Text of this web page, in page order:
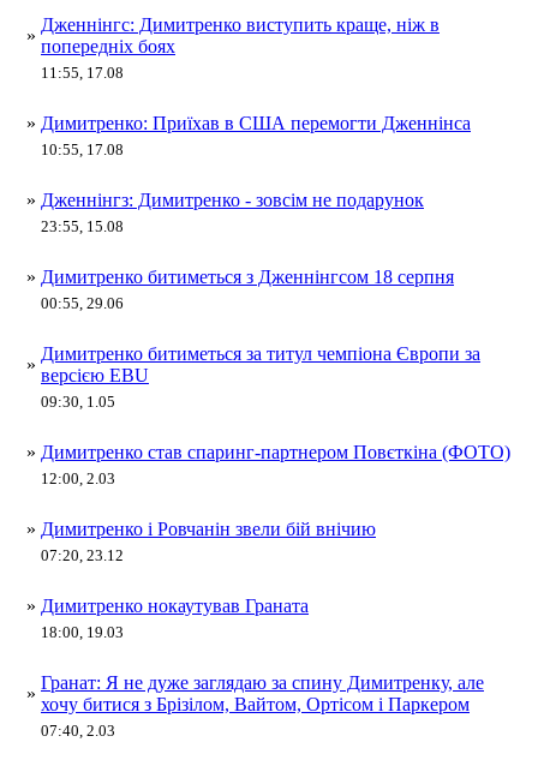
»
Дженнінгс: Димитренко виступить краще, ніж в
попередніх боях
11:55, 17.08
» Димитренко: Приїхав в США перемогти Дженнінса
10:55, 17.08
» Дженнінгз: Димитренко - зовсім не подарунок
23:55, 15.08
» Димитренко битиметься з Дженнінгсом 18 серпня
00:55, 29.06
»
Димитренко битиметься за титул чемпіона Європи за
версією EBU
09:30, 1.05
» Димитренко став спаринг-партнером Повєткіна (ФОТО)
12:00, 2.03
» Димитренко і Ровчанін звели бій внічию
07:20, 23.12
» Димитренко нокаутував Граната
18:00, 19.03
»
Гранат: Я не дуже заглядаю за спину Димитренку, але
хочу битися з Брізілом, Вайтом, Ортісом і Паркером
07:40, 2.03